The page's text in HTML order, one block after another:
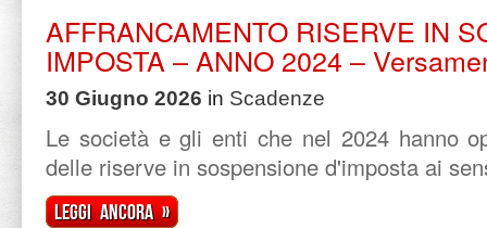
AFFRANCAMENTO RISERVE IN
IMPOSTA – ANNO 2024 –
30 Giugno 2026 in Scadenze
Le società e gli enti che nel 2024 hanno
delle riserve in sospensione d'imposta ai
Leggi ancora »